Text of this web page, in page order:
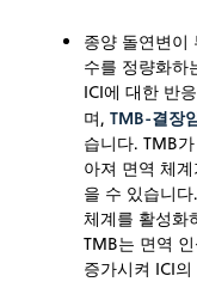
종양 돌연변이
수를 정량화하
ICI에 대한 반
며, TMB-결장
습니다. TMB
아져 면역 체
을 수 있습니
체계를 활성화
TMB는 면역
증가시켜 ICI